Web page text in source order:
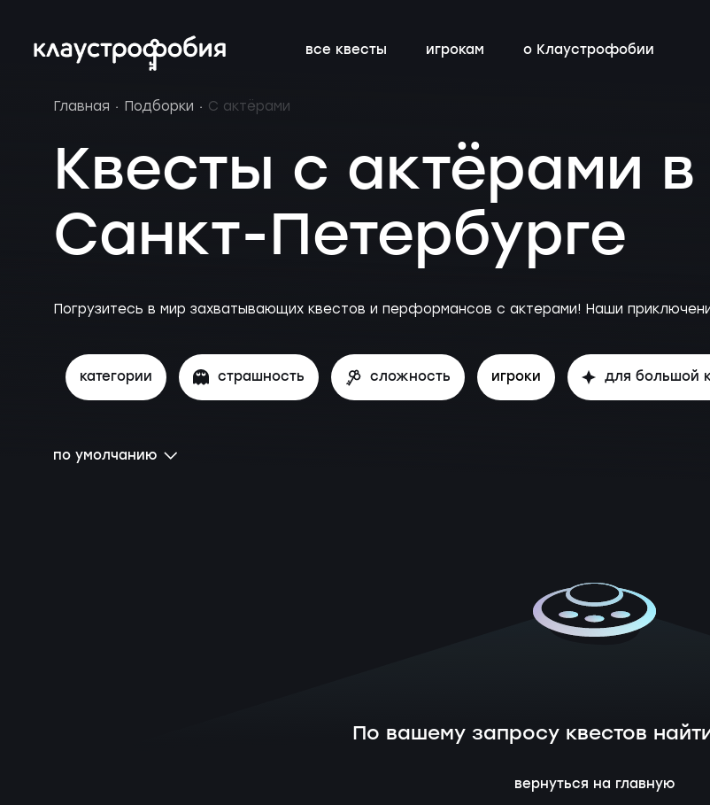
все квесты
без актёров
Квесты для детей с
Петербурге
игрокам
новичкам о квестах
подарочные
о Клаустрофобии
вакансии контакты
Главная Подборки С актёрами
Квесты с актёрами в
Санкт-Петербурге
Погрузитесь в мир захватывающих квестов и перформансов с актерами! Наши
категории страшность сложность игроки для большой
по умолчанию
По вашему запросу квестов
вернуться на главную